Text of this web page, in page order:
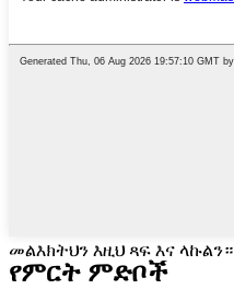
መልእክትህን እዚህ ጻፍ እና ላኩልን።
የምርት ምድቦች